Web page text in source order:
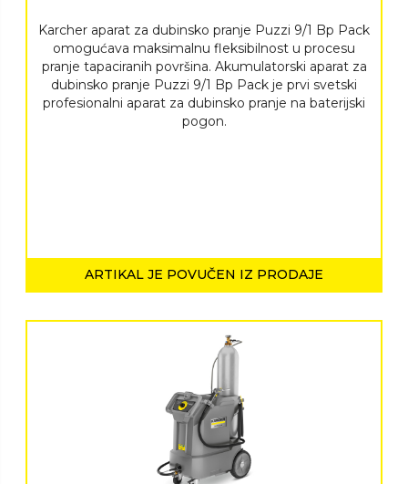
Karcher aparat za dubinsko pranje Puzzi 9/1 Bp Pack
omogućava maksimalnu fleksibilnost u procesu
pranje tapaciranih površina. Akumulatorski aparat za
dubinsko pranje Puzzi 9/1 Bp Pack je prvi svetski
profesionalni aparat za dubinsko pranje na baterijski
pogon.
ARTIKAL JE POVUČEN IZ PRODAJE